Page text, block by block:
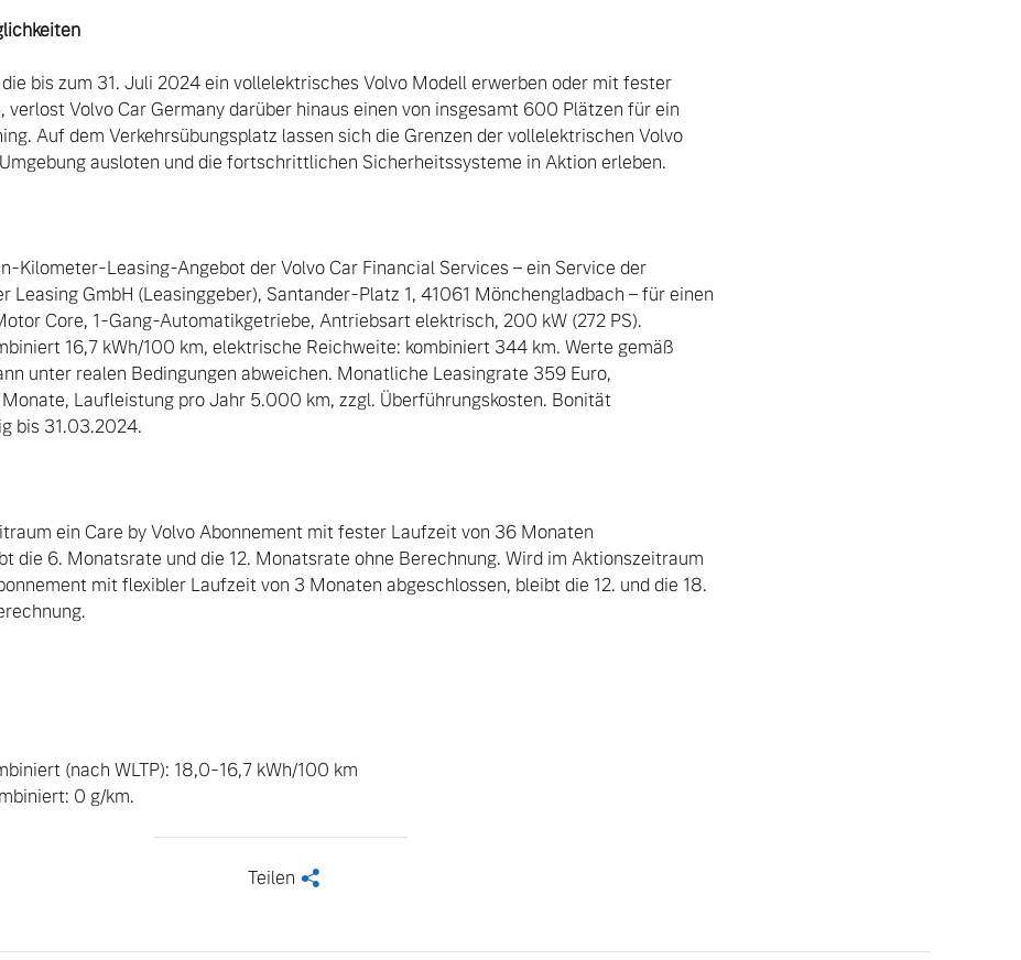
bis zum 31. Juli 2024 ein vollelektrisches Volvo Modell erwerben oder mit fester
verlost Volvo Car Germany darüber hinaus einen von insgesamt 600 Plätzen für ein
Auf dem Verkehrsübungsplatz lassen sich die Grenzen der vollelektrischen Volvo
ausloten und die fortschrittlichen Sicherheitssysteme in Aktion erleben.
Kilometer-Leasing-Angebot der Volvo Car Financial Services – ein Service der
Leasing GmbH (Leasinggeber), Santander-Platz 1, 41061 Mönchengladbach – für einen
Core, 1-Gang-Automatikgetriebe, Antriebsart elektrisch, 200 kW (272 PS).
16,7 kWh/100 km, elektrische Reichweite: kombiniert 344 km. Werte gemäß
unter realen Bedingungen abweichen. Monatliche Leasingrate 359 Euro,
Laufleistung pro Jahr 5.000 km, zzgl. Überführungskosten. Bonität
bis 31.03.2024.
ein Care by Volvo Abonnement mit fester Laufzeit von 36 Monaten
die 6. Monatsrate und die 12. Monatsrate ohne Berechnung. Wird im Aktionszeitraum
mit flexibler Laufzeit von 3 Monaten abgeschlossen, bleibt die 12. und die 18.
(nach WLTP): 18,0-16,7 kWh/100 km
0 g/km.
Teilen <